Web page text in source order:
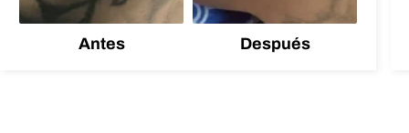
Antes Después